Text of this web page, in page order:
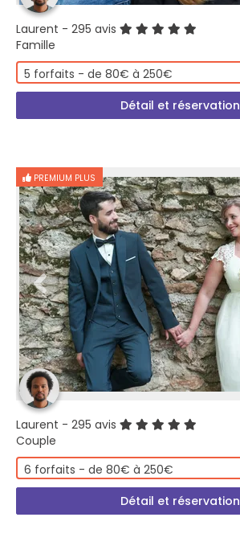
Laurent - 295 avis
Famille
5 forfaits - de 80€ à 250€
Détail et réservation
PREMIUM PLUS
Laurent - 295 avis
Couple
6 forfaits - de 80€ à 250€
Détail et réservation